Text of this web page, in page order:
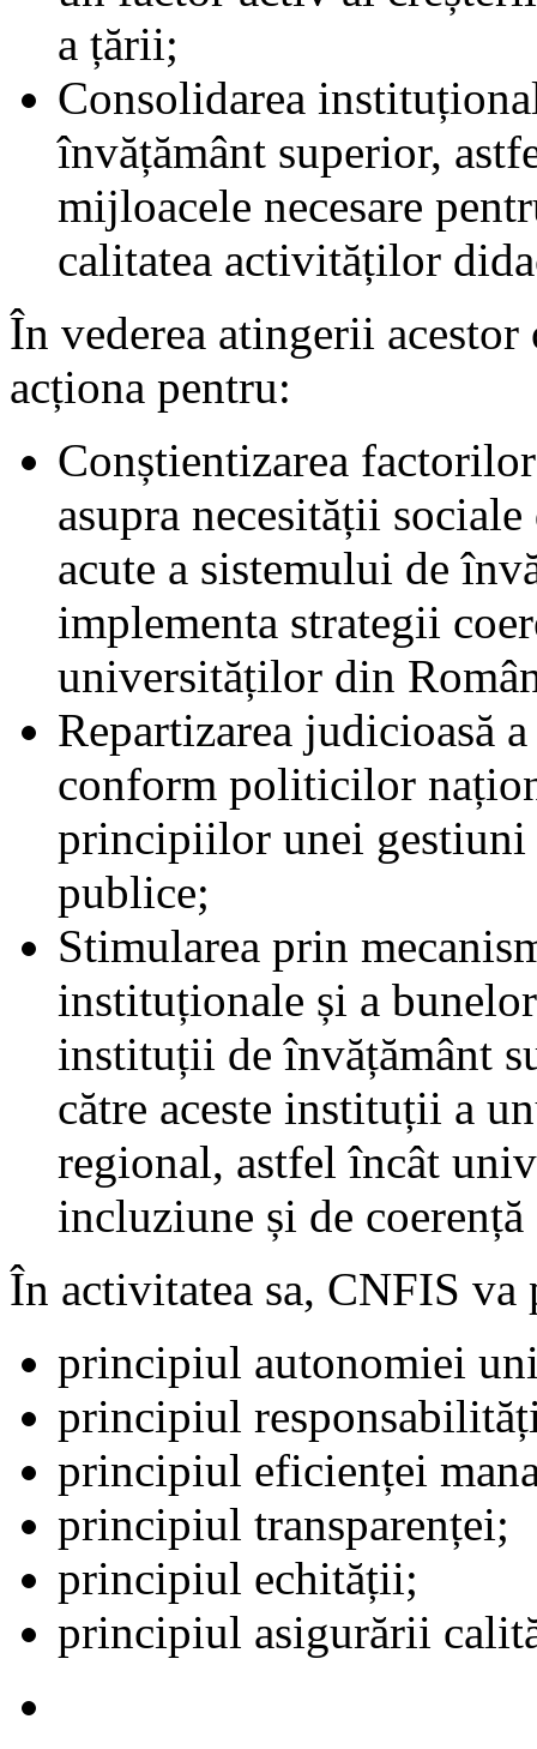
a țării;
Consolidarea
învățământ superior,
mijloacele necesare
calitatea activităților
În vederea atingerii
acționa pentru:
Conștientizarea
asupra necesității
acute a sistemului de
implementa strategii
universităților din
Repartizarea judicioasă
conform politicilor
principiilor unei gestiuni
publice;
Stimularea prin
instituționale și a
instituții de învățământ
către aceste instituții a
regional, astfel încât
incluziune și de coerență
În activitatea sa, CNFIS
principiul autonomiei
principiul
principiul eficienței
principiul transparenței;
principiul echității;
principiul asigurării